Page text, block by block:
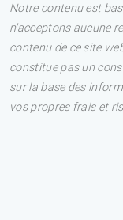
Notre contenu est
n'acceptons aucune
contenu de ce site
constitue pas un
sur la base des
vos propres frais et